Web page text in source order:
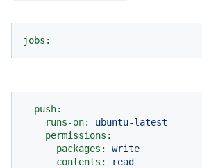
jobs:
push:
runs-on:
ubuntu-latest
permissions:
packages:
write
contents:
read